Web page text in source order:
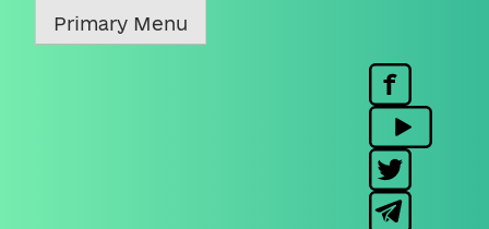
Primary Menu